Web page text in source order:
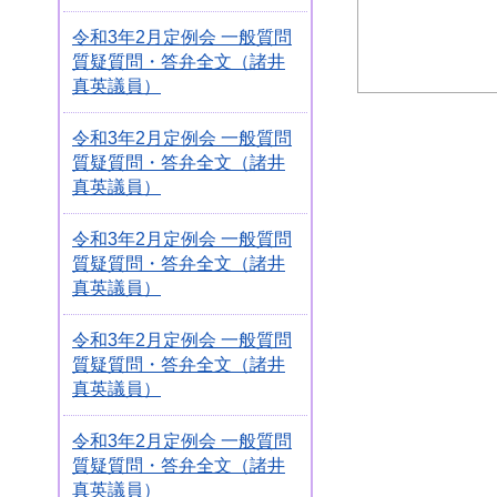
令和3年2月定例会 一般質問
質疑質問・答弁全文（諸井
真英議員）
令和3年2月定例会 一般質問
質疑質問・答弁全文（諸井
真英議員）
令和3年2月定例会 一般質問
質疑質問・答弁全文（諸井
真英議員）
令和3年2月定例会 一般質問
質疑質問・答弁全文（諸井
真英議員）
令和3年2月定例会 一般質問
質疑質問・答弁全文（諸井
真英議員）